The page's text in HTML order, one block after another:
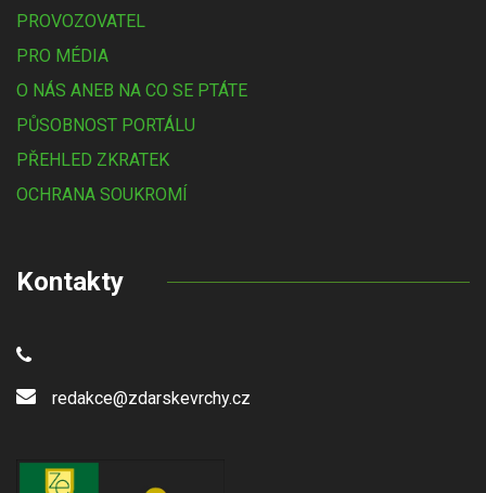
PROVOZOVATEL
PRO MÉDIA
O NÁS ANEB NA CO SE PTÁTE
PŮSOBNOST PORTÁLU
PŘEHLED ZKRATEK
OCHRANA SOUKROMÍ
Kontakty
redakce@zdarskevrchy.cz